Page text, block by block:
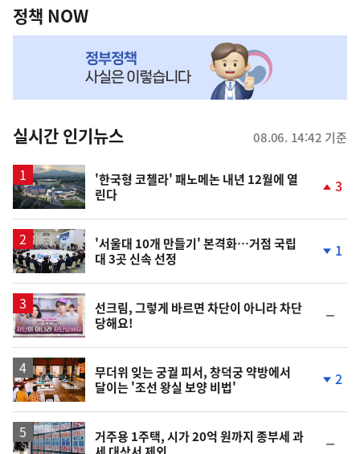
책
NOW,
뉴
스
정책 NOW
실시간 인기뉴스 08.06. 14:42 기준
'한국형 코첼라' 패노메논 내년 12월에 열
린다
계
3
'서울대 10개 만들기' 본격화…거점 국립
대 3곳 신속 선정
계
1
영
상
선크림, 그렇게 바르면 차단이 아니라 차단
당해요!
일
무더위 잊는 궁궐 피서, 창덕궁 약방에서
달이는 '조선 왕실 보양 비법'
계
2
거주용 1주택, 시가 20억 원까지 종부세 과